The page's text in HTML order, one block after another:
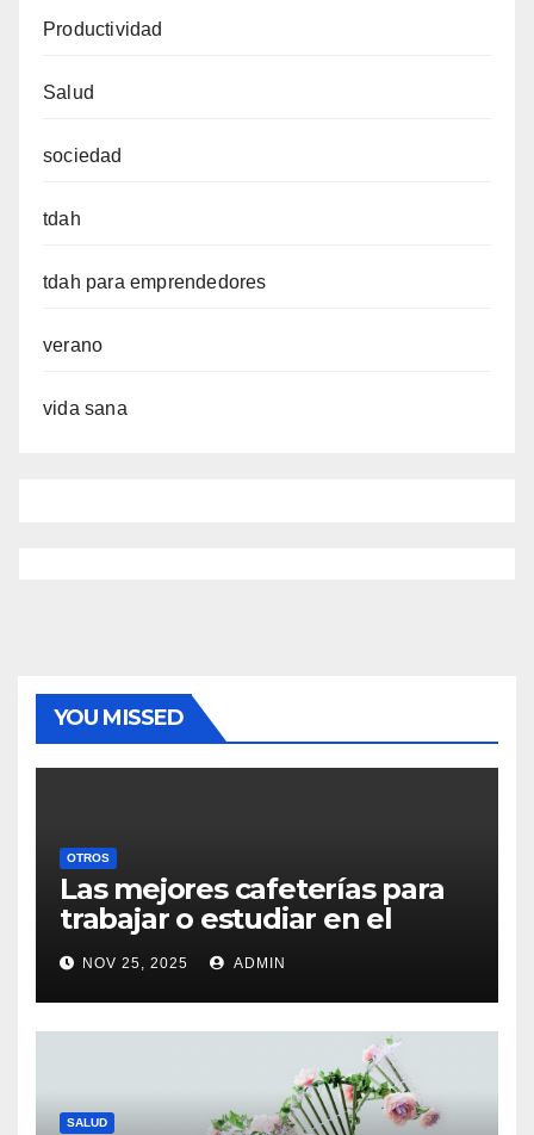
Productividad
Salud
sociedad
tdah
tdah para emprendedores
verano
vida sana
YOU MISSED
OTROS
Las mejores cafeterías para
trabajar o estudiar en el
centro de Vigo
NOV 25, 2025 ADMIN
SALUD